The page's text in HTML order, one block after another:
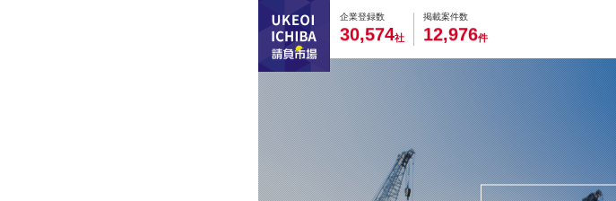
企業登録数
0
3
0
0,
0
5
0
74社
掲載案件数
0
1
0
2,
0
9
0
76件